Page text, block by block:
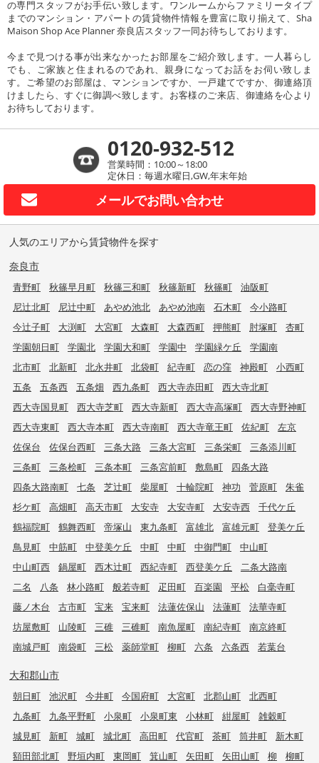
の専門スタッフがお手伝い致します。ワンルームからファミリータイプ
までのマンション・アパートの賃貸物件情報を豊富に取り揃えて、Sha
Maison Shop Ace Planner 奈良店スタッフ一同お待ちしております。
今まで見つける事が出来なかったお部屋をご紹介致します。一人暮らし
でも、ご家族と住まれるのであれ、親身になってお話をお伺い致しま
す。ご希望のお部屋は、マンションですか、一戸建てですか、御連絡頂
けましたら、すぐに御調べ致します。お客様のご来店、御連絡を心より
お待ちしております。
0120-932-512
営業時間：10:00～18:00
定休日：毎週水曜日,GW,年末年始
メールでお問い合わせ
人気のエリアから賃貸物件を探す
奈良市
青野町 秋篠早月町 秋篠三和町 秋篠新町 秋篠町
油阪町
尼辻北町
尼辻中町 あやめ池北 あやめ池南 石木町
今小路町
今辻子町
大渕町 大宮町 大森町 大森西町 押熊町 肘塚町
杏町
学園朝日町
学園北 学園大和町 学園中 学園緑ケ丘
学園南
北市町
北新町 北永井町 北袋町 紀寺町 恋の窪 神殿町
小西町
五条
五条西 五条畑 西九条町 西大寺赤田町
西大寺北町
西大寺国見町
西大寺芝町 西大寺新町 西大寺高塚町
西大寺野神町
西大寺東町
西大寺本町 西大寺南町 西大寺竜王町 佐紀町
左京
佐保台
佐保台西町 三条大路 三条大宮町 三条栄町
三条添川町
三条町
三条桧町 三条本町 三条宮前町 敷島町
四条大路
四条大路南町
七条 芝辻町 柴屋町 十輪院町 神功 菅原町
朱雀
杉ケ町
高畑町 高天市町 大安寺 大安寺町 大安寺西
千代ケ丘
鶴福院町
鶴舞西町 帝塚山 東九条町 富雄北 富雄元町
登美ケ丘
鳥見町
中筋町 中登美ケ丘 中町 中町 中御門町
中山町
中山町西
鍋屋町 西木辻町 西紀寺町 西登美ケ丘
二条大路南
二名
八条 林小路町 般若寺町 疋田町 百楽園 平松
白毫寺町
藤ノ木台
古市町 宝来 宝来町 法蓮佐保山 法蓮町
法華寺町
坊屋敷町
山陵町 三碓 三碓町 南魚屋町 南紀寺町
南京終町
南城戸町
南袋町 三松 薬師堂町 柳町 六条 六条西 若葉台
大和郡山市
朝日町 池沢町 今井町 今国府町 大宮町 北郡山町
北西町
九条町
九条平野町 小泉町 小泉町東 小林町 紺屋町
雑穀町
城見町
新町 城町 城北町 高田町 代官町 茶町 筒井町
新木町
額田部北町
野垣内町 東岡町 箕山町 矢田町 矢田山町 柳
柳町